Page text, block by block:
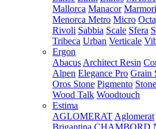
Mallorca Manacor
Menorca Metro Micro
Rivoli Sabbia Scale Sfera
Tribeca Urban Verticale
Ergon
Abacus Architect Resin
Alpen Elegance Pro Grain
Oros Stone Pigmento
Wood Talk Woodtouch
Estima
AGLOMERAT Aglomerat